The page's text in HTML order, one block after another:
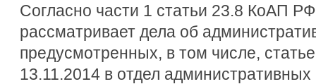
Согласно части 1 статьи 23.8 КоАП
рассматривает дела об
предусмотренных, в том числе,
13.11.2014 в отдел